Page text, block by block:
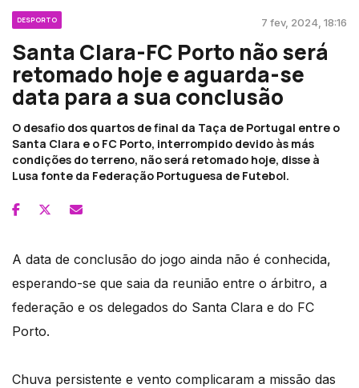
DESPORTO 7 fev, 2024, 18:16
Santa Clara-FC Porto não será
retomado hoje e aguarda-se
data para a sua conclusão
O desafio dos quartos de final da Taça de Portugal entre o
Santa Clara e o FC Porto, interrompido devido às más
condições do terreno, não será retomado hoje, disse à
Lusa fonte da Federação Portuguesa de Futebol.
A data de conclusão do jogo ainda não é conhecida,
esperando-se que saia da reunião entre o árbitro, a
federação e os delegados do Santa Clara e do FC
Porto.
Chuva persistente e vento complicaram a missão das